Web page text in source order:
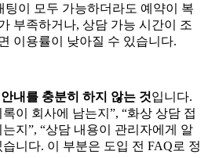
팅이 모두 가능하더라도 예약이 복
부족하거나, 상담 가능 시간이 조
이용률이 낮아질 수 있습니다.
내를 충분히 하지 않는 것입니다.
이 회사에 남는지”, “화상 상담 접
지”, “상담 내용이 관리자에게 알
니다. 이 부분은 도입 전 FAQ로 정